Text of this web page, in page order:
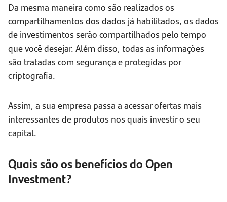
Da mesma maneira como são realizados os
compartilhamentos dos dados já habilitados, os dados
de investimentos serão compartilhados pelo tempo
que você desejar. Além disso, todas as informações
são tratadas com segurança e protegidas por
criptografia.
Assim, a sua empresa passa a acessar ofertas mais
interessantes de produtos nos quais investir o seu
capital.
Quais são os benefícios do Open
Investment?